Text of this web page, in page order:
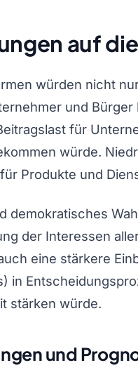
auf
würden nicht
und
für
würde.
Produkte und
demokratisches
der Interessen
eine stärkere
in
stärken würde.
und